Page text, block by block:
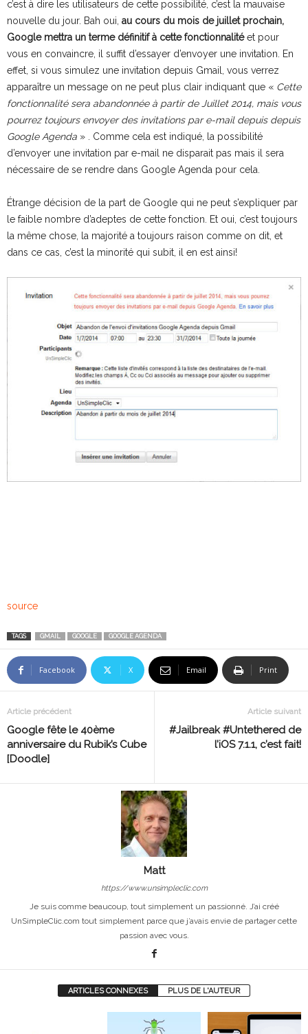
c’est à dire les utilisateurs de cette possibilité, c’est la mauvaise
nouvelle du jour. Bah oui, au cours du mois de juillet prochain,
Google mettra un terme définitif à cette fonctionnalitéet pour
vous en convaincre, il suffit d’essayer d’envoyer une invitation. En
effet, si vous simulez une invitation depuis Gmail, vous verrez
apparaître un message on ne peut plus clair indiquant que « Cette
fonctionnalité sera abandonnée à partir de Juillet 2014, mais vous
pourrez toujours envoyer des invitations par e-mail depuis depuis
Google Agenda » . Comme cela est indiqué, la possibilité
d’envoyer une invitation par e-mail ne disparait pas mais il sera
nécessaire de se rendre dans Google Agenda pour cela.
Étrange décision de la part de Google qui ne peut s’expliquer par
le faible nombre d’adeptes de cette fonction. Et oui, c’est toujours
la même chose, la majorité a toujours raison comme on dit, et
dans ce cas, c’est la minorité qui subit, il en est ainsi!
source
TAGS GMAIL GOOGLE GOOGLE AGENDA
Facebook X Email Print
Article précédent
Google fête le 40ème
anniversaire du Rubik’s Cube
[Doodle]
Article suivant
#Jailbreak #Untethered de
l’iOS 7.1.1, c’est fait!
Matt
https://www.unsimpleclic.com
Je suis comme beaucoup, tout simplement un passionné. J’ai créé
UnSimpleClic.com tout simplement parce que j’avais envie de partager cette
passion avec vous.
ARTICLES CONNEXES PLUS DE L'AUTEUR